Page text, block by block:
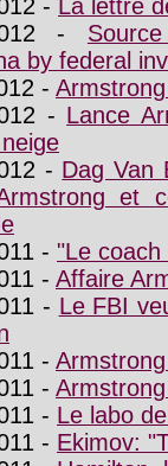
- La lettre
-
by federal
-
- Lance
- Dag Van
et
- "Le
- Affaire
- Le FBI
-
-
- Le labo
- Ekimov: